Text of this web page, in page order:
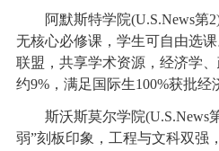
阿默斯特学院(U.S.News第2)
无核心必修课，学生可自由选
联盟，共享学术资源，经济学
约9%，满足国际生100%获批经
斯沃斯莫尔学院(U.S.News
弱”刻板印象，工程与文科双强